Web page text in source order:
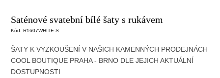
Saténové svatební bílé šaty s rukávem
Kód: R1607WHITE-S
ŠATY K VYZKOUŠENÍ V NAŠICH KAMENNÝCH PRODEJNÁCH
COOL BOUTIQUE PRAHA - BRNO DLE JEJICH AKTUÁLNÍ
DOSTUPNOSTI